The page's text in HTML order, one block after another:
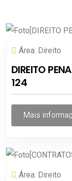
Área: Direito
DIREITO
124
Mais
Área: Direito